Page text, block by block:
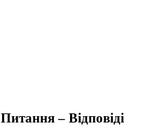
Питання – Відповіді